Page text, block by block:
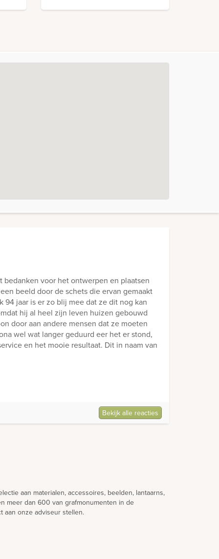
Bekijk alle reacties
voor het ontwerpen en plaatsen
beeld door de schets die ervan gemaakt
jaar is er zo blij mee dat ze dit nog kan
hij al heel zijn leven huizen gebouwd
door aan andere mensen dat ze moeten
wel wat langer geduurd eer het er stond,
en het mooie resultaat. Dit in naam van
aan materialen, accessoires, beelden, lantaarns,
meer dan 600 van grafmonumenten in de
aan onze adviseur stellen.